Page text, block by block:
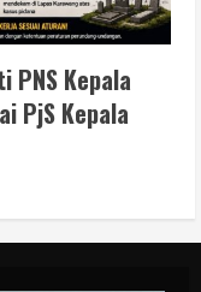
PNS Kepala
PjS Kepala